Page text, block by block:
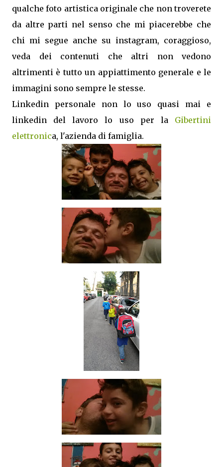
qualche foto artistica originale che non troverete
da altre parti nel senso che mi piacerebbe che
chi mi segue anche su instagram, coraggioso,
veda dei contenuti che altri non vedono
altrimenti è tutto un appiattimento generale e le
immagini sono sempre le stesse.
Linkedin personale non lo uso quasi mai e
linkedin del lavoro lo uso per la Gibertini
elettronica, l'azienda di famiglia.